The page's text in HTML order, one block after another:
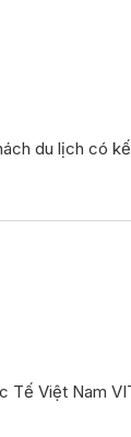
du lịch có
Việt Nam